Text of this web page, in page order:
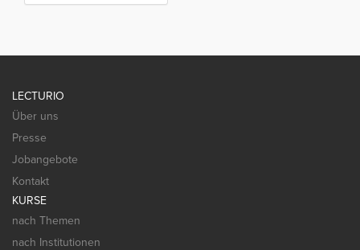
LECTURIO
Über uns
Presse
Jobangebote
Kontakt
KURSE
nach Themen
nach Institutionen